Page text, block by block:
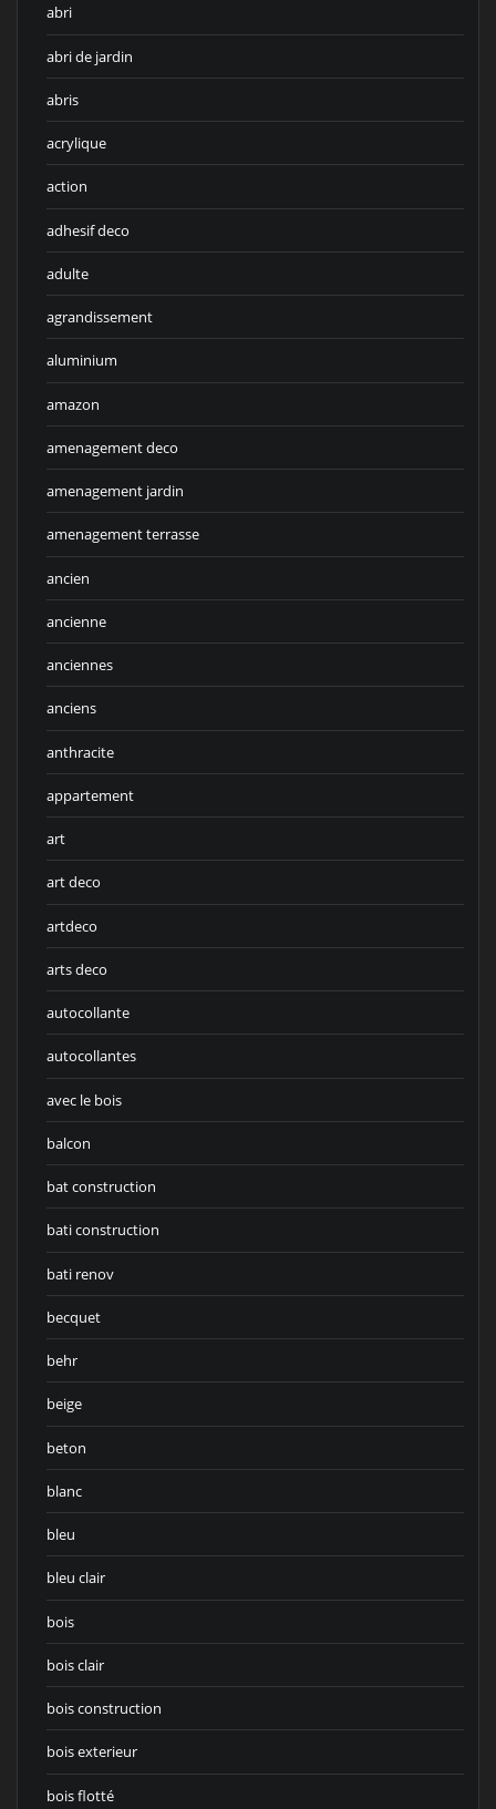
abri
abri de jardin
abris
acrylique
action
adhesif deco
adulte
agrandissement
aluminium
amazon
amenagement deco
amenagement jardin
amenagement terrasse
ancien
ancienne
anciennes
anciens
anthracite
appartement
art
art deco
artdeco
arts deco
autocollante
autocollantes
avec le bois
balcon
bat construction
bati construction
bati renov
becquet
behr
beige
beton
blanc
bleu
bleu clair
bois
bois clair
bois construction
bois exterieur
bois flotté